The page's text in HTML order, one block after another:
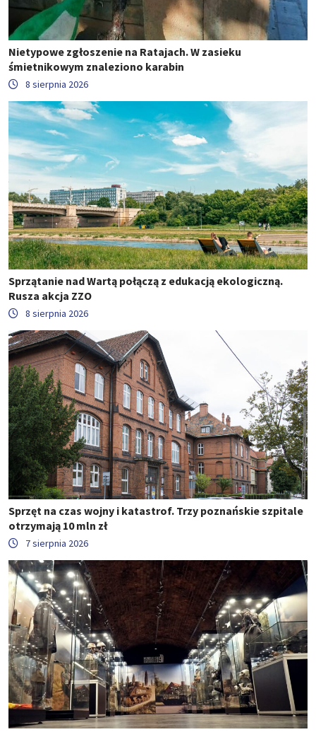
Nietypowe zgłoszenie na Ratajach. W zasieku
śmietnikowym znaleziono karabin
8 sierpnia 2026
Sprzątanie nad Wartą połączą z edukacją ekologiczną.
Rusza akcja ZZO
8 sierpnia 2026
Sprzęt na czas wojny i katastrof. Trzy poznańskie szpitale
otrzymają 10 mln zł
7 sierpnia 2026